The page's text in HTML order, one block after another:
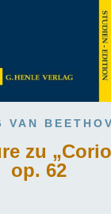
VAN
zu
op. 62